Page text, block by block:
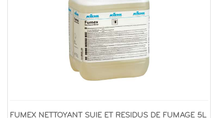
FUMEX NETTOYANT SUIE ET RESIDUS DE FUMAGE 5L